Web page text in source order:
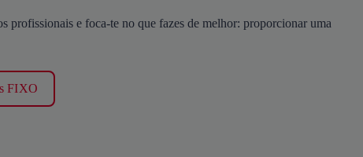
profissionais e foca-te no que fazes de melhor: proporcionar uma
FIXO